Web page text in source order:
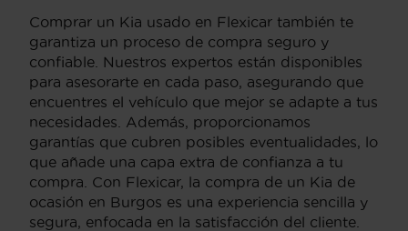
Comprar un Kia usado en Flexicar también te
garantiza un proceso de compra seguro y
confiable. Nuestros expertos están disponibles
para asesorarte en cada paso, asegurando que
encuentres el vehículo que mejor se adapte a tus
necesidades. Además, proporcionamos
garantías que cubren posibles eventualidades, lo
que añade una capa extra de confianza a tu
compra. Con Flexicar, la compra de un Kia de
ocasión en Burgos es una experiencia sencilla y
segura, enfocada en la satisfacción del cliente.